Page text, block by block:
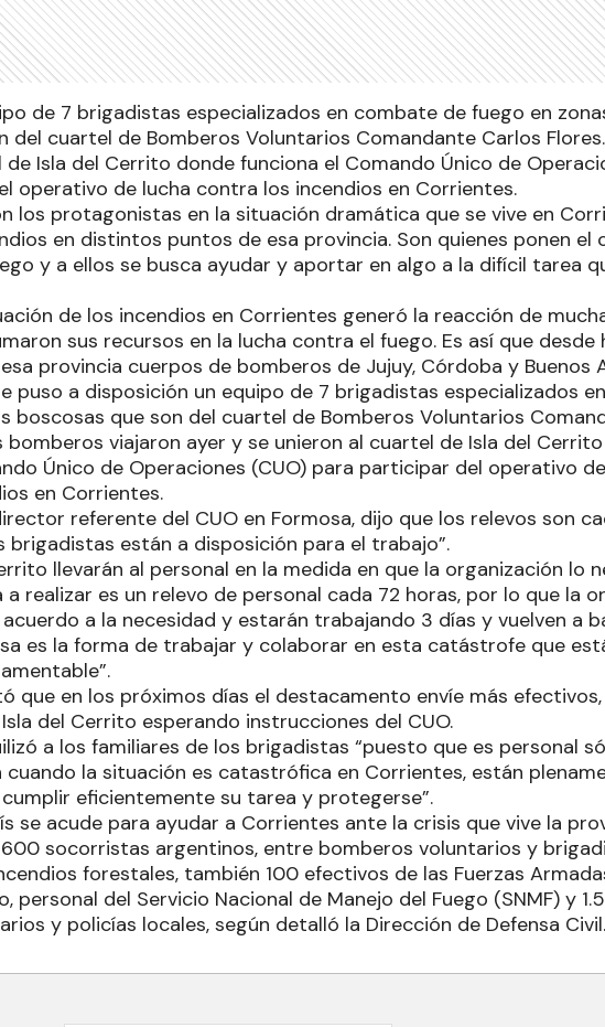
de 7 brigadistas especializados en combate de fuego en
del cuartel de Bomberos Voluntarios Comandante Carlos
Isla del Cerrito donde funciona el Comando Único de
operativo de lucha contra los incendios en Corrientes.
los protagonistas en la situación dramática que se vive en
en distintos puntos de esa provincia. Son quienes ponen el
y a ellos se busca ayudar y aportar en algo a la difícil tarea
de los incendios en Corrientes generó la reacción de
sus recursos en la lucha contra el fuego. Es así que desde
provincia cuerpos de bomberos de Jujuy, Córdoba y Buenos
puso a disposición un equipo de 7 brigadistas especializados
boscosas que son del cuartel de Bomberos Voluntarios
bomberos viajaron ayer y se unieron al cuartel de Isla del
Único de Operaciones (CUO) para participar del operativo
en Corrientes.
referente del CUO en Formosa, dijo que los relevos son
brigadistas están a disposición para el trabajo”.
llevarán al personal en la medida en que la organización lo
realizar es un relevo de personal cada 72 horas, por lo que la
a la necesidad y estarán trabajando 3 días y vuelven a
es la forma de trabajar y colaborar en esta catástrofe que
que en los próximos días el destacamento envíe más
del Cerrito esperando instrucciones del CUO.
a los familiares de los brigadistas “puesto que es personal
la situación es catastrófica en Corrientes, están
eficientemente su tarea y protegerse”.
se acude para ayudar a Corrientes ante la crisis que vive la
socorristas argentinos, entre bomberos voluntarios y
forestales, también 100 efectivos de las Fuerzas
personal del Servicio Nacional de Manejo del Fuego (SNMF) y
y policías locales, según detalló la Dirección de Defensa Civil.